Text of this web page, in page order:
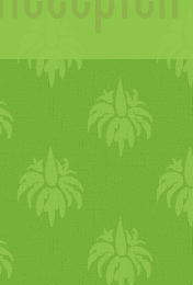
alk
ki a